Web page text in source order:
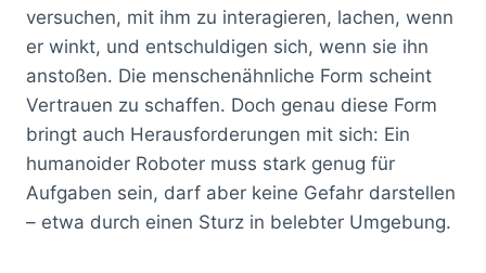
versuchen, mit ihm zu interagieren, lachen, wenn
er winkt, und entschuldigen sich, wenn sie ihn
anstoßen. Die menschenähnliche Form scheint
Vertrauen zu schaffen. Doch genau diese Form
bringt auch Herausforderungen mit sich: Ein
humanoider Roboter muss stark genug für
Aufgaben sein, darf aber keine Gefahr darstellen
– etwa durch einen Sturz in belebter Umgebung.